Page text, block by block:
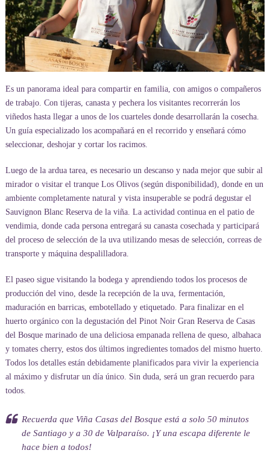
Es un panorama ideal para compartir en familia, con amigos o compañeros
de trabajo. Con tijeras, canasta y pechera los visitantes recorrerán los
viñedos hasta llegar a unos de los cuarteles donde desarrollarán la cosecha.
Un guía especializado los acompañará en el recorrido y enseñará cómo
seleccionar, deshojar y cortar los racimos.
Luego de la ardua tarea, es necesario un descanso y nada mejor que subir al
mirador o visitar el tranque Los Olivos (según disponibilidad), donde en un
ambiente completamente natural y vista insuperable se podrá degustar el
Sauvignon Blanc Reserva de la viña. La actividad continua en el patio de
vendimia, donde cada persona entregará su canasta cosechada y participará
del proceso de selección de la uva utilizando mesas de selección, correas de
transporte y máquina despalilladora.
El paseo sigue visitando la bodega y aprendiendo todos los procesos de
producción del vino, desde la recepción de la uva, fermentación,
maduración en barricas, embotellado y etiquetado. Para finalizar en el
huerto orgánico con la degustación del Pinot Noir Gran Reserva de Casas
del Bosque marinado de una deliciosa empanada rellena de queso, albahaca
y tomates cherry, estos dos últimos ingredientes tomados del mismo huerto.
Todos los detalles están debidamente planificados para vivir la experiencia
al máximo y disfrutar un día único. Sin duda, será un gran recuerdo para
todos.
Recuerda que Viña Casas del Bosque está a solo 50 minutos
de Santiago y a 30 de Valparaíso. ¡Y una escapa diferente le
hace bien a todos!